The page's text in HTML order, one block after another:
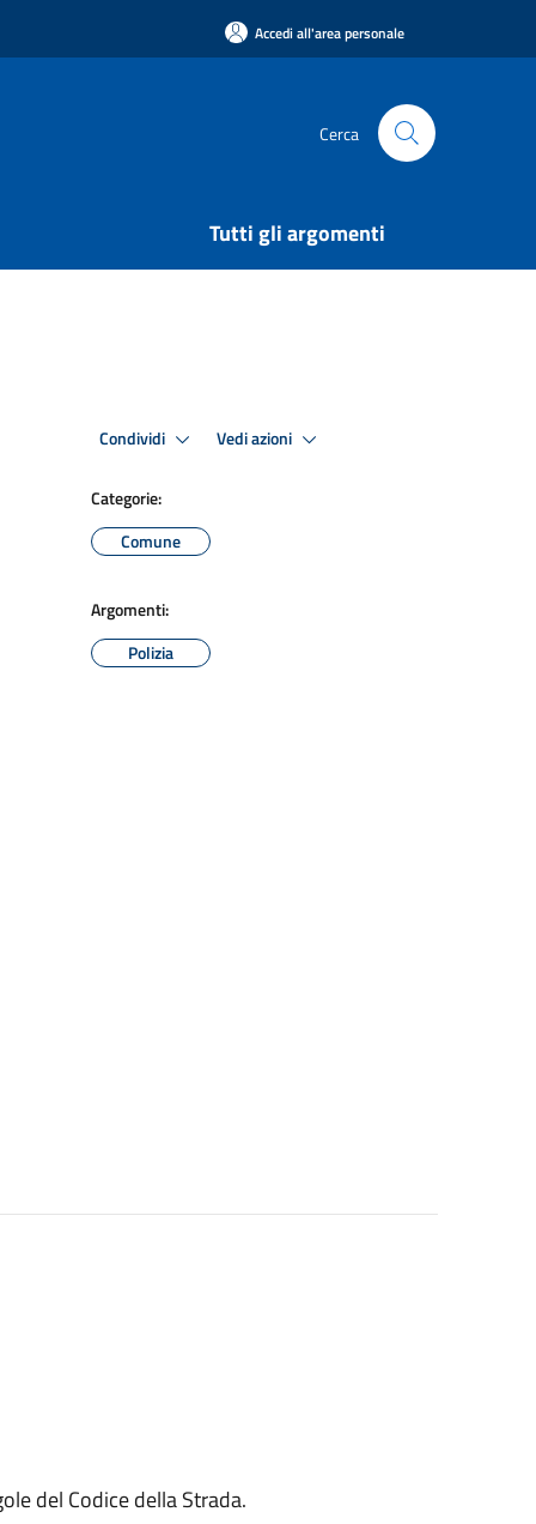
Accedi all'area personale
Cerca
Tutti gli argomenti
Condividi Vedi azioni
Categorie:
Comune
Argomenti:
Polizia
del Codice della Strada.